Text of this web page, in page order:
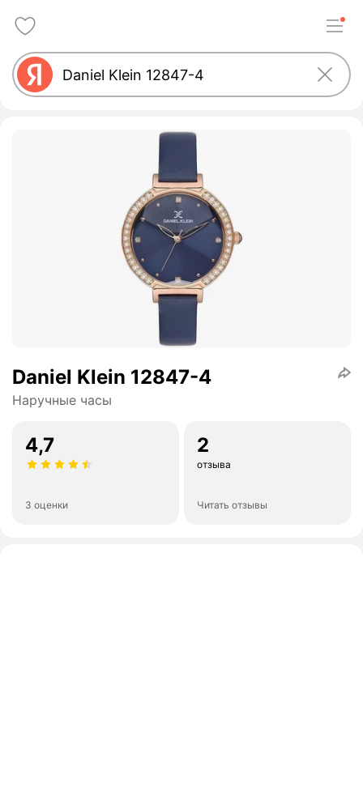
Daniel Klein 12847-4
Наручные часы
4,7
3 оценки
2
отзыва
Читать отзывы